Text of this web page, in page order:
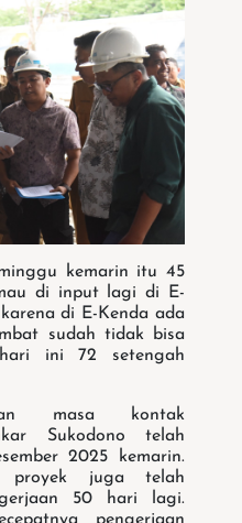
kemarin itu 45
di input lagi di E-
di E-Kenda ada
sudah tidak bisa
ini 72 setengah
masa kontak
Sukodono telah
2025 kemarin.
proyek juga telah
50 hari lagi.